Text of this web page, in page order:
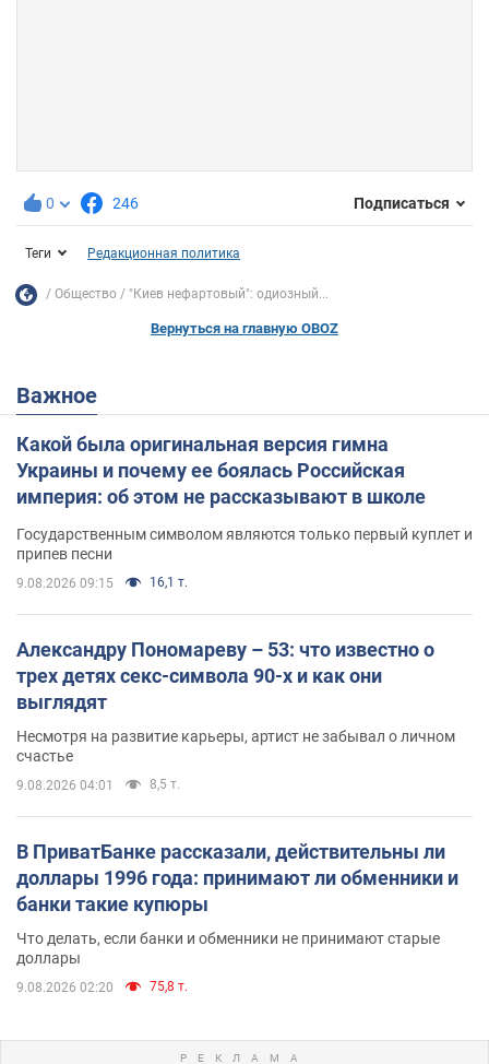
0 246 Подписаться
Теги Редакционная политика
Общество "Киев нефартовый": одиозный...
Вернуться на главную OBOZ
Важное
Какой была оригинальная версия гимна
Украины и почему ее боялась Российская
империя: об этом не рассказывают в школе
Государственным символом являются только первый куплет и
припев песни
9.08.2026 09:15 16,1 т.
Александру Пономареву – 53: что известно о
трех детях секс-символа 90-х и как они
выглядят
Несмотря на развитие карьеры, артист не забывал о личном
счастье
9.08.2026 04:01 8,5 т.
В ПриватБанке рассказали, действительны ли
доллары 1996 года: принимают ли обменники и
банки такие купюры
Что делать, если банки и обменники не принимают старые
доллары
9.08.2026 02:20 75,8 т.